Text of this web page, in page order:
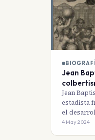
Jean
Jean
estadista
el
4 May 2024